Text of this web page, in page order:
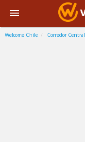
Welcome Chile Corredor Central